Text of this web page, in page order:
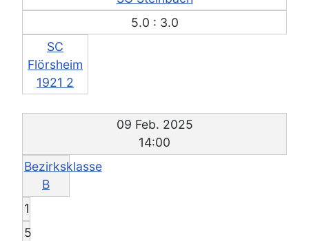
5.0 : 3.0
SC
Flörsheim
1921 2
09 Feb. 2025
14:00
Bezirksklasse
B
1
5